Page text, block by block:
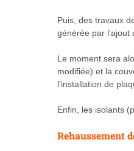
Puis, des travaux
générée par l’ajout
Le moment sera
modifiée) et la
l’installation de
Enfin, les isolants
Rehaussement